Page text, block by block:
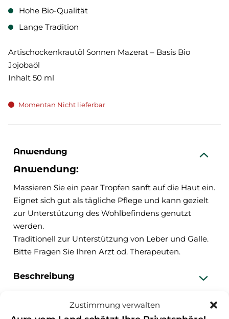
Zustimmung verwalten
Hohe Bio-Qualität
Lange Tradition
Artischockenkrautöl Sonnen Mazerat – Basis Bio
Jojobaöl
Inhalt 50 ml
Momentan Nicht lieferbar
Anwendung
Anwendung:
Massieren Sie ein paar Tropfen sanft auf die Haut ein.
Eignet sich gut als tägliche Pflege und kann gezielt
zur Unterstützung des Wohlbefindens genutzt
werden.
Traditionell zur Unterstützung von Leber und Galle.
Bitte Fragen Sie Ihren Arzt od. Therapeuten.
Beschreibung